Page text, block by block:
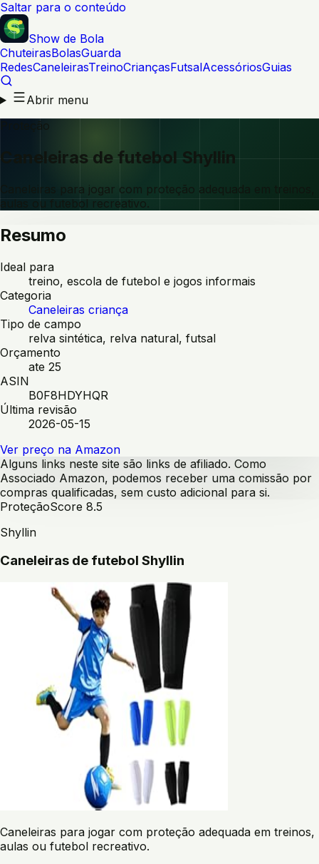
Saltar para o conteúdo
Show de Bola
ChuteirasBolasGuarda
RedesCaneleirasTreinoCriançasFutsalAcessóriosGuias
Abrir menu
Proteção
Caneleiras de futebol Shyllin
Caneleiras para jogar com proteção adequada em treinos,
aulas ou futebol recreativo.
Resumo
Ideal para
treino, escola de futebol e jogos informais
Categoria
Caneleiras criança
Tipo de campo
relva sintética, relva natural, futsal
Orçamento
ate 25
ASIN
B0F8HDYHQR
Última revisão
2026-05-15
Ver preço na Amazon
Alguns links neste site são links de afiliado. Como
Associado Amazon, podemos receber uma comissão por
compras qualificadas, sem custo adicional para si.
ProteçãoScore 8.5
Shyllin
Caneleiras de futebol Shyllin
Caneleiras para jogar com proteção adequada em treinos,
aulas ou futebol recreativo.